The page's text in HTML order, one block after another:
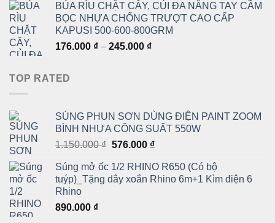
từ
35.000 ₫
đến
37.000 ₫
BÚA RÌU CHẶT CÂY, CỦI ĐA NĂNG TAY CẦM
BỌC NHỰA CHỐNG TRƯỢT CAO CẤP
KAPUSI 500-600-800GRM
176.000 ₫ – 245.000 ₫Khoảng
245.000 ₫
TOP RATED
SÚNG PHUN SƠN DÙNG ĐIỆN PAINT ZOOM
BÌNH NHỰA CÔNG SUẤT 550W
1.150.000₫ Giá
là:
1.150.000 ₫.
576.000 ₫Giá
tại
là:
Súng mở ốc 1/2 RHINO R650 (Có bộ
tuýp)_Tặng dây xoắn Rhino 6m+1 Kìm điện 6
Rhino
890.000 ₫